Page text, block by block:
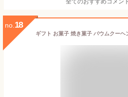
全てのおすすめコメント
no. 18